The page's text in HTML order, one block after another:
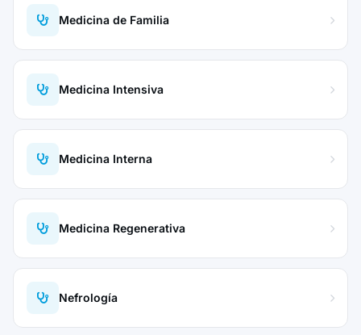
Medicina de Familia
Medicina Intensiva
Medicina Interna
Medicina Regenerativa
Nefrología